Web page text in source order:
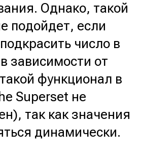
Однако, такой
подойдет, если
число в
зависимости от
функционал в
Superset не
так как значения
динамически.